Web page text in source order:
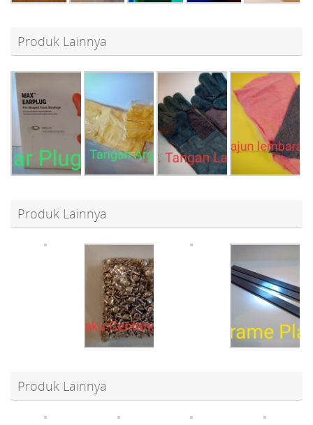
Produk Lainnya
Produk Lainnya
Produk Lainnya